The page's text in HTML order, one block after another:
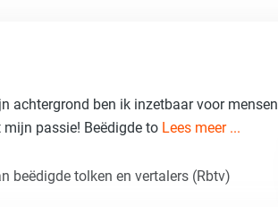
achtergrond ben ik inzetbaar voor mensen
passie! Beëdigde to Lees meer ...
beëdigde tolken en vertalers (Rbtv)